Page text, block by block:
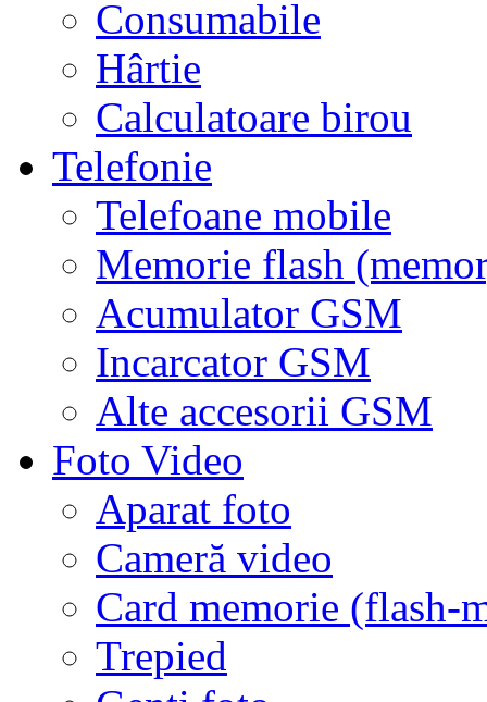
Consumabile
Hârtie
Calculatoare birou
Telefonie
Telefoane mobile
Memorie flash
Acumulator GSM
Incarcator GSM
Alte accesorii GSM
Foto Video
Aparat foto
Cameră video
Card memorie (flash-
Trepied